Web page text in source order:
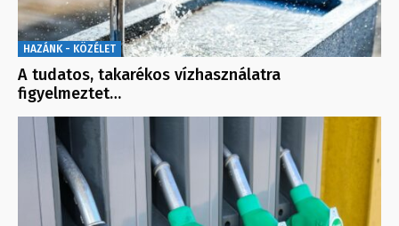
HAZÁNK - KÖZÉLET
A tudatos, takarékos vízhasználatra
figyelmeztet…